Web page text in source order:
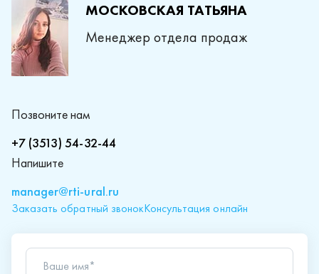
МОСКОВСКАЯ ТАТЬЯНА
Менеджер отдела продаж
Позвоните нам
+7 (3513) 54-32-44
Напишите
manager@rti-ural.ru
Заказать обратный звонокКонсультация онлайн
Ваше имя*